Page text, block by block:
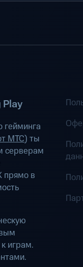
МТС) ты
серверам
прямо в
играм.